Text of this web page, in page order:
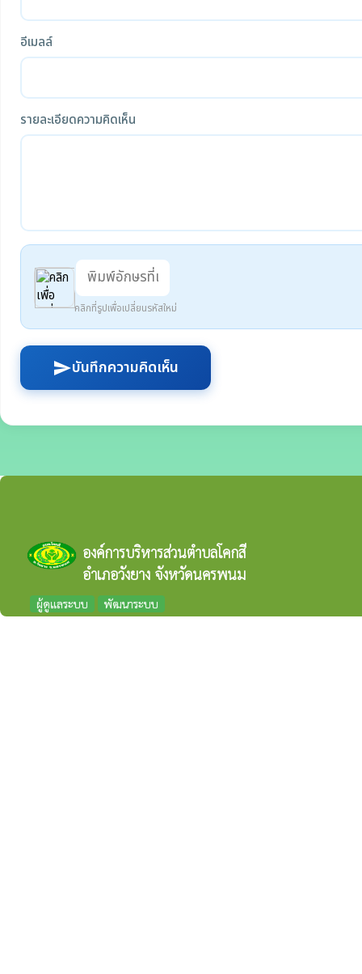
อีเมลล์
รายละเอียดความคิดเห็น
คลิกที่รูปเพื่อเปลี่ยนรหัสใหม่
sendบันทึกความคิดเห็น
องค์การบริหารส่วนตำบลโคกสี
อำเภอวังยาง จังหวัดนครพนม
ผู้ดูแลระบบ พัฒนาระบบ